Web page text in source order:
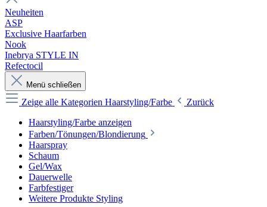
Neuheiten
ASP
Exclusive Haarfarben
Nook
Inebrya STYLE IN
Refectocil
Menü schließen
Zeige alle Kategorien Haarstyling/Farbe
Zurück
Haarstyling/Farbe anzeigen
Farben/Tönungen/Blondierung
Haarspray
Schaum
Gel/Wax
Dauerwelle
Farbfestiger
Weitere Produkte Styling